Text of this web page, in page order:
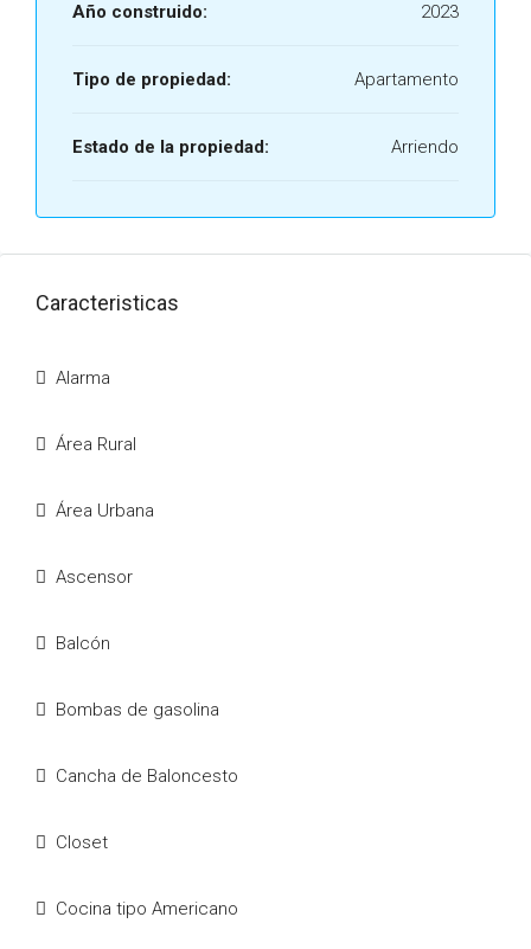
Año construido: 2023
Tipo de propiedad: Apartamento
Estado de la propiedad: Arriendo
Caracteristicas
Alarma
Área Rural
Área Urbana
Ascensor
Balcón
Bombas de gasolina
Cancha de Baloncesto
Closet
Cocina tipo Americano